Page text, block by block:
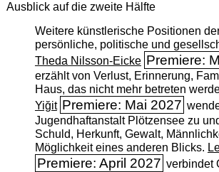
Ausblick auf die zweite Hälfte
Weitere künstlerische Positionen
persönliche, politische und
Theda Nilsson-Eicke Premiere:
erzählt von Verlust, Erinnerung,
Haus, das nicht mehr betreten
Yiğit Premiere: Mai 2027
Jugendhaftanstalt Plötzensee zu
Schuld, Herkunft, Gewalt,
Möglichkeit eines anderen Blicks.
Premiere: April 2027 verbindet